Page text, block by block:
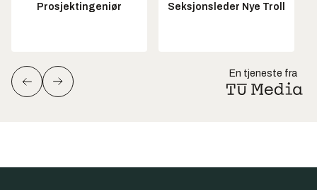
Prosjektingeniør Seksjonsleder Nye Troll
En tjeneste fra